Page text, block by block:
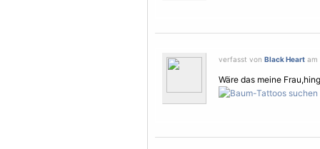
verfasst von Black Heart am
Wäre das meine